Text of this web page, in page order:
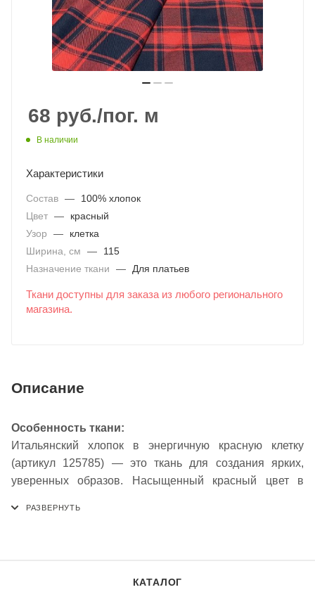
68 руб./пог. м
В наличии
Характеристики
Состав —
100% хлопок
Цвет —
красный
Узор
—
клетка
Ширина, см
—
115
Назначение ткани
— Для платьев
Ткани доступны для заказа из любого регионального
магазина.
Описание
Особенность ткани:
Итальянский хлопок в энергичную красную клетку
(артикул 125785) — это ткань для создания ярких,
уверенных образов. Насыщенный красный цвет в
хорошо держит форму, не вытягивается и удобна в
КАТАЛОГ